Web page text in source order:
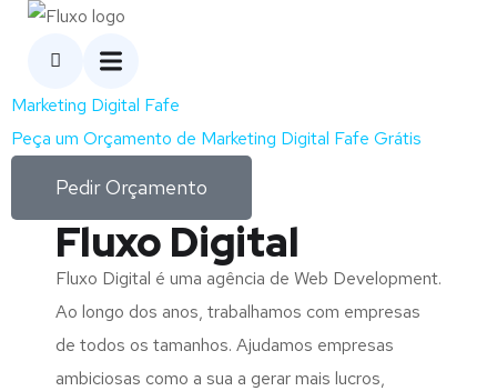
Marketing Digital Fafe
Peça um Orçamento de Marketing Digital Fafe Grátis
Pedir Orçamento
Fluxo Digital
Fluxo Digital é uma agência de Web Development.
Ao longo dos anos, trabalhamos com empresas
de todos os tamanhos. Ajudamos empresas
ambiciosas como a sua a gerar mais lucros,